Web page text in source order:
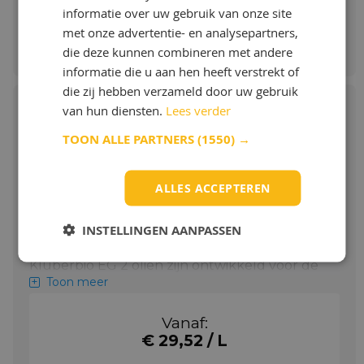
Bestellen & Meer info
Klüber Klüberbio EG 2-100
Milieuvriendelijke, synthetische
hoogwaardige tandwieloliën
Toepassing Klüber Klüberbio EG 2-100
Klüberbio EG 2 oliën zijn ontwikkeld voor de
smering van scheepsreductoren, met name
en schroefasafdichtingen hebben deze oliën
getest en goedgekeurd. Neem contact op
Toon meer
Vanaf:
€ 29,52 / L
informatie over uw gebruik van onze site
met onze advertentie- en analysepartners,
die deze kunnen combineren met andere
informatie die u aan hen heeft verstrekt of
die zij hebben verzameld door uw gebruik
van hun diensten. Lees verder
TOON ALLE PARTNERS(1550) →
ALLES ACCEPTEREN
INSTELLINGEN AANPASSEN